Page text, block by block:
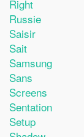
Right
Russie
Saisir
Sait
Samsung
Sans
Screens
Sentation
Setup